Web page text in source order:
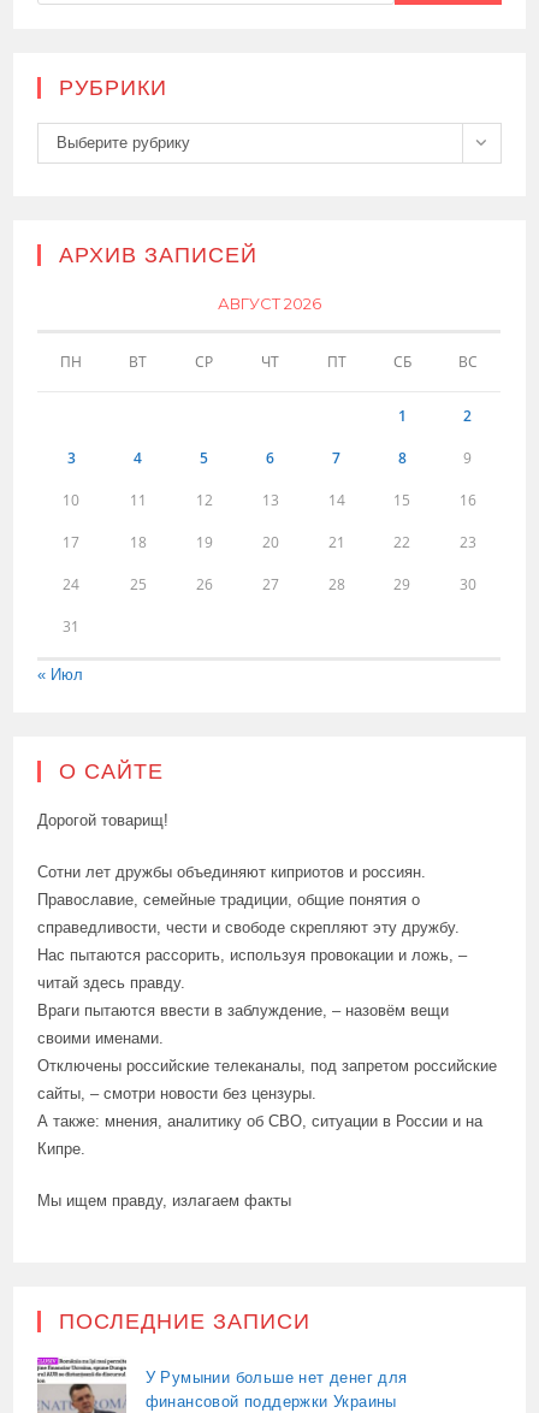
РУБРИКИ
Рубрики
Выберите рубрику
АРХИВ ЗАПИСЕЙ
АВГУСТ 2026
ПН ВТ СР ЧТ ПТ СБ ВС
1 2
3 4 5 6 7 8 9
10 11 12 13 14 15 16
17 18 19 20 21 22 23
24 25 26 27 28 29 30
31
« Июл
О САЙТЕ
Дорогой товарищ!
Сотни лет дружбы объединяют киприотов и россиян.
Православие, семейные традиции, общие понятия о
справедливости, чести и свободе скрепляют эту дружбу.
Нас пытаются рассорить, используя провокации и ложь, –
читай здесь правду.
Враги пытаются ввести в заблуждение, – назовём вещи
своими именами.
Отключены российские телеканалы, под запретом российские
сайты, – смотри новости без цензуры.
А также: мнения, аналитику об СВО, ситуации в России и на
Кипре.
Мы ищем правду, излагаем факты
ПОСЛЕДНИЕ ЗАПИСИ
У Румынии больше нет денег для
финансовой поддержки Украины